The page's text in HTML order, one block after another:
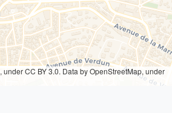
, under CC BY 3.0. Data by OpenStreetMap, under